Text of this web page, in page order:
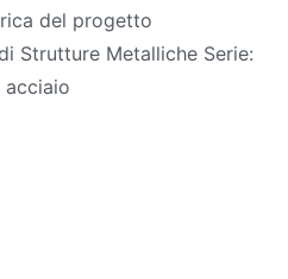
del progetto
Strutture Metalliche Serie: